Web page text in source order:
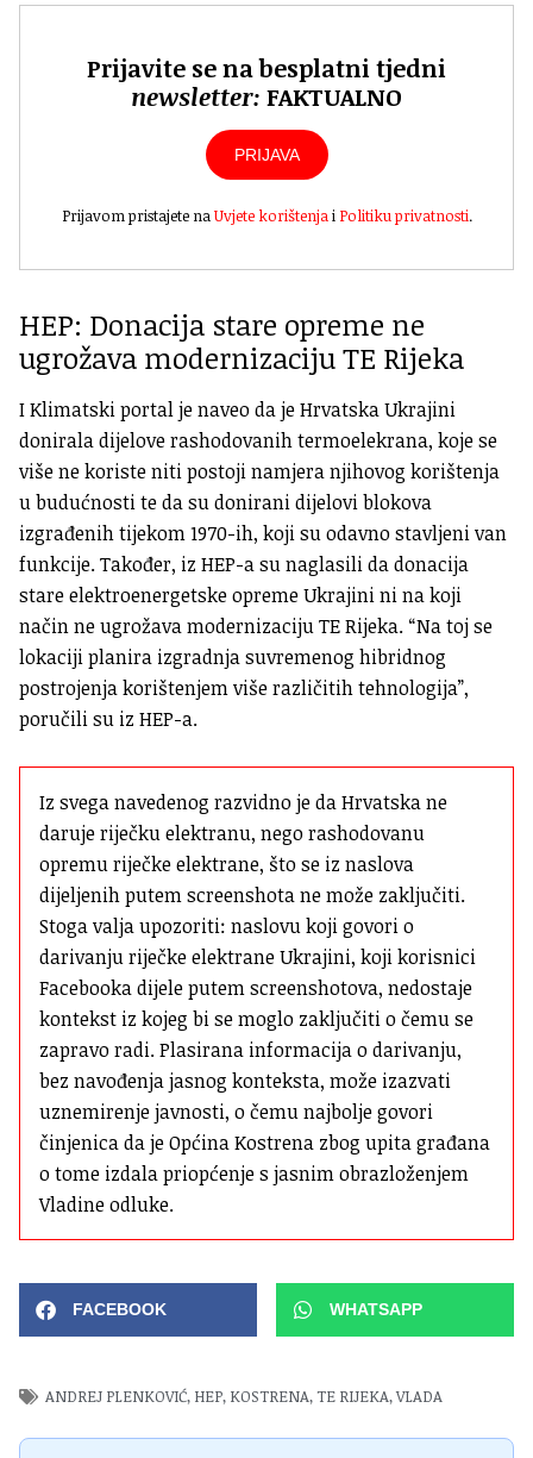
Prijavite se na besplatni tjedni
newsletter: FAKTUALNO
PRIJAVA
Prijavom pristajete naUvjete korištenjai Politiku privatnosti.
HEP: Donacija stare opreme ne
ugrožava modernizaciju TE Rijeka
I Klimatski portal je naveo da je Hrvatska Ukrajini
donirala dijelove rashodovanihtermoelekrana, koje se
više ne koriste niti postoji namjera njihovog korištenja
u budućnosti te da su donirani dijelovi blokova
izgrađenih tijekom 1970-ih, koji su odavno stavljeni van
funkcije. Također, iz HEP-a su naglasili da donacija
stare elektroenergetske opreme Ukrajini ni na koji
način ne ugrožava modernizaciju TE Rijeka. “Na toj se
lokaciji planira izgradnja suvremenog hibridnog
postrojenja korištenjem više različitih tehnologija”,
poručili su iz HEP-a.
Iz svega navedenog razvidno je da Hrvatska ne
daruje riječku elektranu, nego rashodovanu
opremu riječke elektrane, što se iz naslova
dijeljenih putem screenshota ne može zaključiti.
Stoga valja upozoriti: naslovu koji govori o
darivanju riječke elektrane Ukrajini, koji korisnici
Facebooka dijele putem screenshotova, nedostaje
kontekst iz kojeg bi se moglo zaključiti o čemu se
zapravo radi. Plasirana informacija o darivanju,
bez navođenja jasnog konteksta, može izazvati
uznemirenje javnosti, o čemu najbolje govori
činjenica da je Općina Kostrena zbog upita građana
o tome izdala priopćenje s jasnim obrazloženjem
Vladine odluke.
FACEBOOK WHATSAPP
ANDREJ PLENKOVIĆ, HEP, KOSTRENA,TE RIJEKA,VLADA